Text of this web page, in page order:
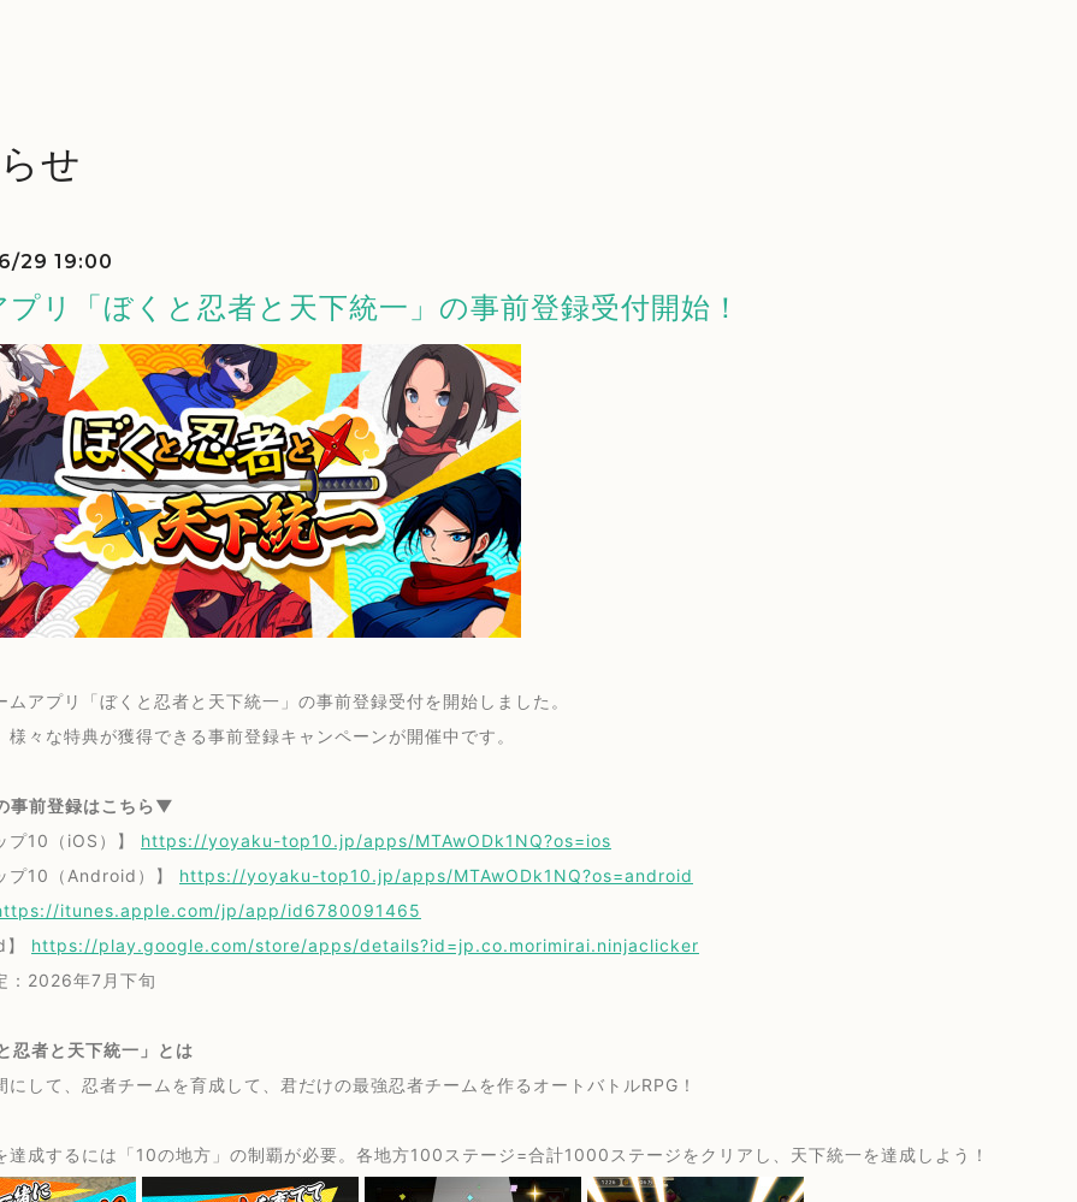
せ
29 19:00
プリ「ぼくと忍者と天下統一」の事前登録受付開始！
ムアプリ「ぼくと忍者と天下統一」の事前登録受付を開始しました。
様々な特典が獲得できる事前登録キャンペーンが開催中です。
事前登録はこちら▼
プ10（iOS）】 https://yoyaku-top10.jp/apps/MTAwODk1NQ?os=ios
プ10（Android）】 https://yoyaku-top10.jp/apps/MTAwODk1NQ?os=android
itunes.apple.com/jp/app/id6780091465
】 https://play.google.com/store/apps/details?id=jp.co.morimirai.ninjaclicker
：2026年7月下旬
忍者と天下統一」とは
にして、忍者チームを育成して、君だけの最強忍者チームを作るオートバトルRPG！
達成するには「10の地方」の制覇が必要。各地方100ステージ=合計1000ステージをクリアし、天下統一を達成しよう！